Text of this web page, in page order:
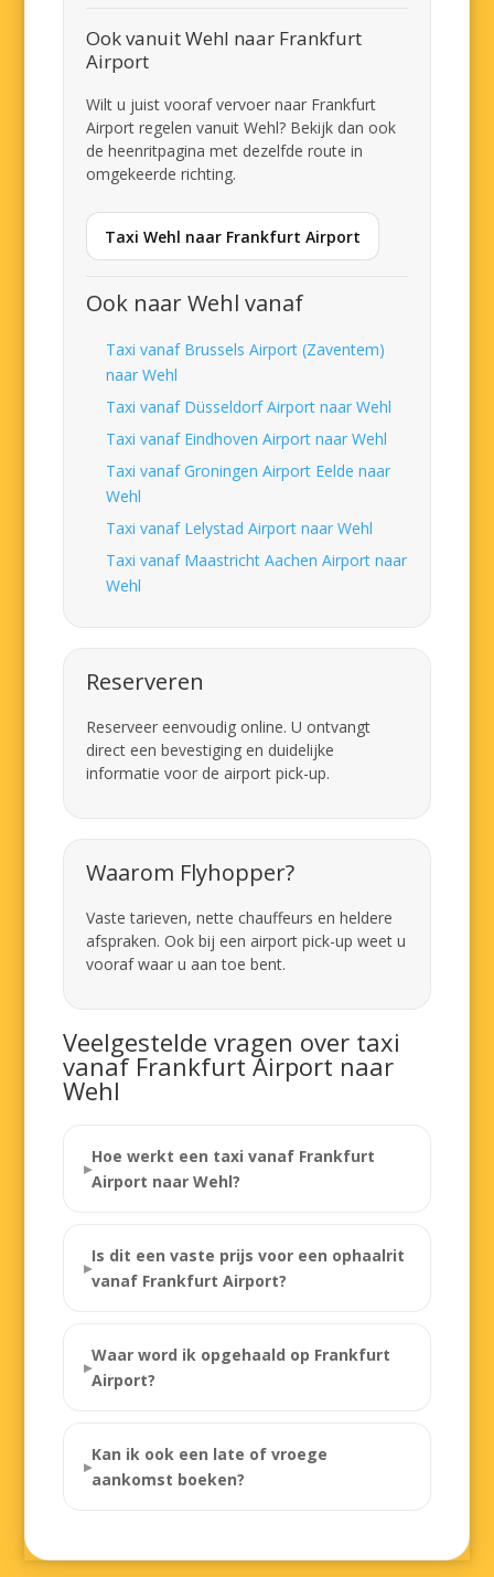
Ook vanuit Wehl naar Frankfurt
Airport
Wilt u juist vooraf vervoer naar Frankfurt
Airport regelen vanuit Wehl? Bekijk dan ook
de heenritpagina met dezelfde route in
omgekeerde richting.
Taxi Wehl naar Frankfurt Airport
Ook naar Wehl vanaf
Taxi vanaf Brussels Airport (Zaventem)
naar Wehl
Taxi vanaf Düsseldorf Airport naar Wehl
Taxi vanaf Eindhoven Airport naar Wehl
Taxi vanaf Groningen Airport Eelde naar
Wehl
Taxi vanaf Lelystad Airport naar Wehl
Taxi vanaf Maastricht Aachen Airport naar
Wehl
Reserveren
Reserveer eenvoudig online. U ontvangt
direct een bevestiging en duidelijke
informatie voor de airport pick-up.
Waarom Flyhopper?
Vaste tarieven, nette chauffeurs en heldere
afspraken. Ook bij een airport pick-up weet u
vooraf waar u aan toe bent.
Veelgestelde vragen over taxi
vanaf Frankfurt Airport naar
Wehl
Hoe werkt een taxi vanaf Frankfurt
Airport naar Wehl?
Is dit een vaste prijs voor een ophaalrit
vanaf Frankfurt Airport?
Waar word ik opgehaald op Frankfurt
Airport?
Kan ik ook een late of vroege
aankomst boeken?